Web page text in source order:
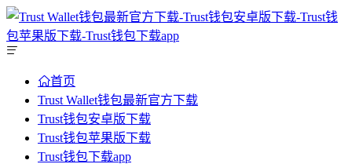
首页
Trust Wallet钱包最新官方下载
Trust钱包安卓版下载
Trust钱包苹果版下载
Trust钱包下载app